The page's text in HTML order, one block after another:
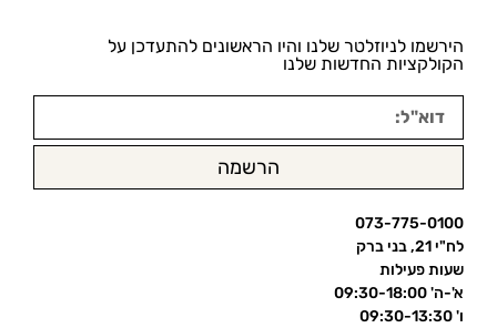
הירשמו לניוזלטר שלנו והיו הראשונים להתעדכן על
הקולקציות החדשות שלנו
הרשמה
073-775-0100
לח"י 21, בני ברק
שעות פעילות
א'-ה' 09:30-18:00
ו' 09:30-13:30